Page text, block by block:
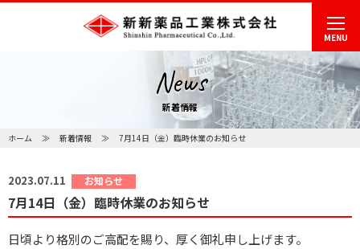
MENU
News
新着情報
ホーム 新着情報 7月14日（金）臨時休業のお知らせ
2023.07.11 お知らせ
7月14日（金）臨時休業のお知らせ
日頃より格別のご高配を賜り、厚く御礼申し上げます。